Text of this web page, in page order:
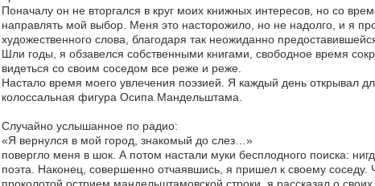
Поначалу он не вторгался в круг моих книжных интересов, но со
направлять мой выбор. Меня это насторожило, но не надолго, и я
художественного слова, благодаря так неожиданно
Шли годы, я обзавелся собственными книгами, свободное время
видеться со своим соседом все реже и реже.
Настало время моего увлечения поэзией. Я каждый день открывал
колоссальная фигура Осипа Мандельштама.
Случайно услышанное по радио:
«Я вернулся в мой город, знакомый до слез…»
повергло меня в шок. А потом настали муки бесплодного поиска:
поэта. Наконец, совершенно отчаявшись, я пришел к своему соседу.